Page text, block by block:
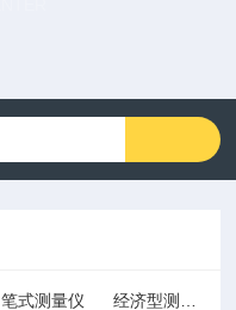
笔式测量仪 经济型测试笔